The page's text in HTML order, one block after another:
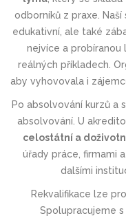
odborníků z praxe.
edukativní, ale také
nejvíce a probíranou
reálných příkladech.
aby vyhovovala i
Po absolvování kurzů a
absolvování. U
celostátní a
úřady práce, firmami
dalšími
Rekvalifikace lze
Spolupracujeme